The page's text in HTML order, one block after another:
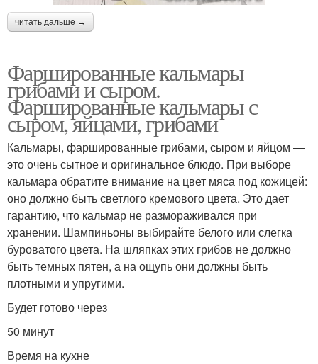
читать дальше →
Фаршированные кальмары
грибами и сыром.
Фаршированные кальмары с
сыром, яйцами, грибами
Кальмары, фаршированные грибами, сыром и яйцом —
это очень сытное и оригинальное блюдо. При выборе
кальмара обратите внимание на цвет мяса под кожицей:
оно должно быть светлого кремового цвета. Это дает
гарантию, что кальмар не размораживался при
хранении. Шампиньоны выбирайте белого или слегка
буроватого цвета. На шляпках этих грибов не должно
быть темных пятен, а на ощупь они должны быть
плотными и упругими.
Будет готово через
50 минут
Время на кухне